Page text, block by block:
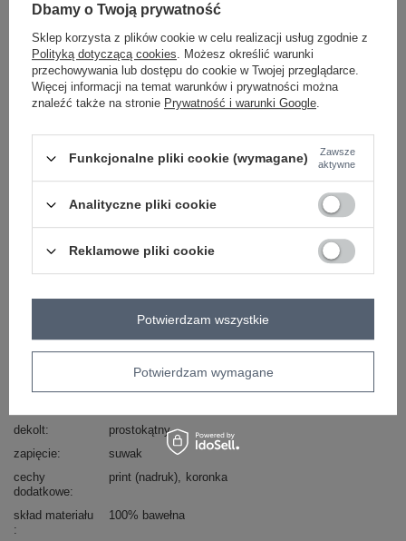
jasny żółty
ZALOGUJ SIĘ I ZOBACZ CENĘ
Masz pytanie? Chętnie pomożemy.
Zadzwoń+48 601 547 740 Zadaj pytanie
Kod produktu
EM-SK-229.59P
sukienka rozkloszowana
materiał
bawełna
dekolt
prostokątny
zapięcie
suwak
cechy
dodatkowe
print (nadruk) koronka
skład materiału 100% bawełna
Dbamy o Twoją prywatność
Sklep korzysta z plików cookie w celu realizacji usług zgodnie z
Polityką dotyczącą cookies. Możesz określić warunki
przechowywania lub dostępu do cookie w Twojej przeglądarce.
Więcej informacji na temat warunków i prywatności można
znaleźć także na stronie Prywatność i warunki Google.
Funkcjonalne pliki cookie (wymagane)
Zawsze
aktywne
Analityczne pliki cookie
Reklamowe pliki cookie
Potwierdzam wymagane
Potwierdzam wszystkie